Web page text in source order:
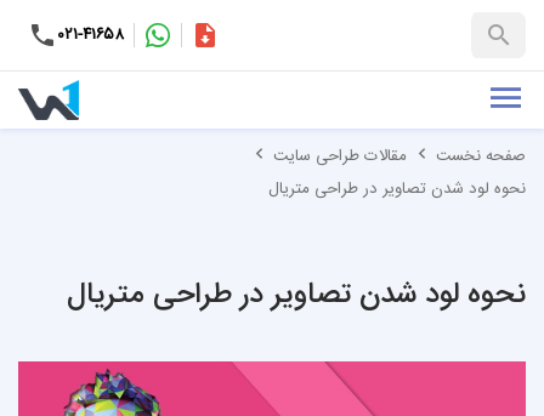
۰۲۱-۴۱۶۵۸
+۹۸-کاتالوگ
صفحه نخست
مقالات طراحی سایت
نحوه لود شدن تصاویر در طراحی متریال
نحوه لود شدن تصاویر در طراحی متریال